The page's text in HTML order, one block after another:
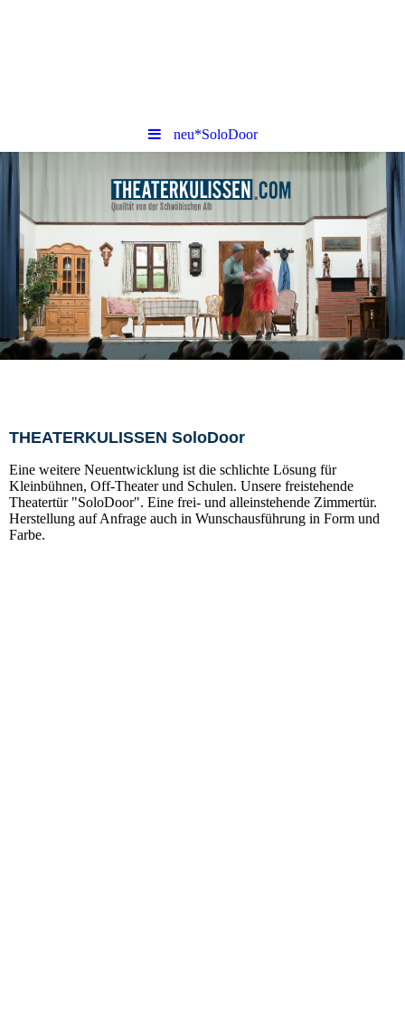
neu*SoloDoor
THEATERKULISSEN.COM
THEATERKULISSEN SoloDoor
Eine weitere Neuentwicklung ist die schlichte Lösung für
Kleinbühnen, Off-Theater und Schulen. Unsere freistehende
Theatertür "SoloDoor". Eine frei- und alleinstehende Zimmertür.
Herstellung auf Anfrage auch in Wunschausführung in Form und
Farbe.